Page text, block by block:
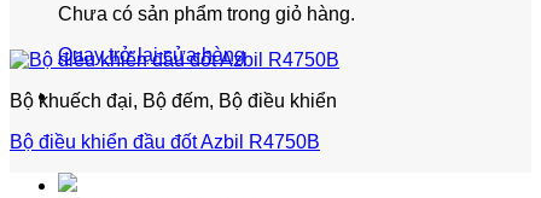
Chưa có sản phẩm trong giỏ hàng.
Quay trở lại cửa hàng
Bộ khuếch đại, Bộ đếm, Bộ điều khiển
Bộ điều khiển đầu đốt Azbil R4750B